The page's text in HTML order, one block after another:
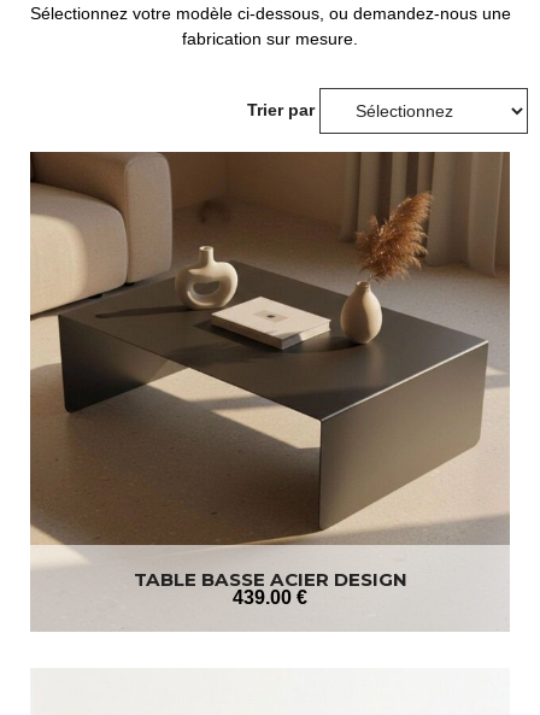
Sélectionnez votre modèle ci-dessous, ou demandez-nous une
fabrication sur mesure.
Trier par
TABLE BASSE ACIER DESIGN
439.00 €